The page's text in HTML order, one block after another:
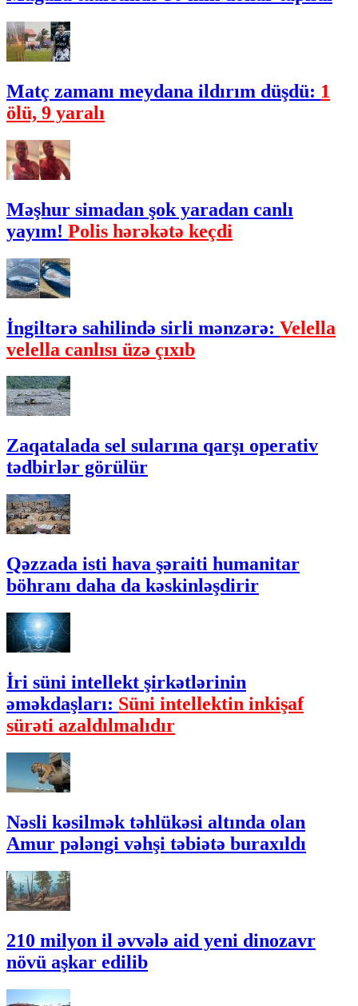
Matç zamanı meydana ildırım düşdü: 1
ölü, 9 yaralı
Məşhur simadan şok yaradan canlı
yayım! Polis hərəkətə keçdi
İngiltərə sahilində sirli mənzərə: Velella
velella canlısı üzə çıxıb
Zaqatalada sel sularına qarşı operativ
tədbirlər görülür
Qəzzada isti hava şəraiti humanitar
böhranı daha da kəskinləşdirir
İri süni intellekt şirkətlərinin
əməkdaşları: Süni intellektin inkişaf
sürəti azaldılmalıdır
Nəsli kəsilmək təhlükəsi altında olan
Amur pələngi vəhşi təbiətə buraxıldı
210 milyon il əvvələ aid yeni dinozavr
növü aşkar edilib